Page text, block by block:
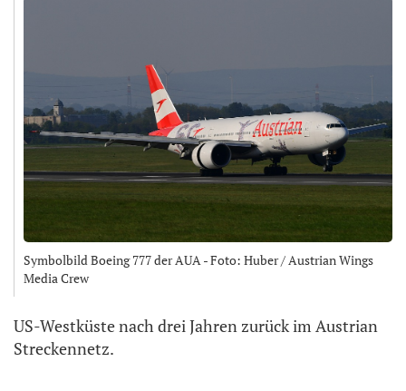
Symbolbild Boeing 777 der AUA - Foto: Huber / Austrian Wings
Media Crew
US-Westküste nach drei Jahren zurück im Austrian
Streckennetz.